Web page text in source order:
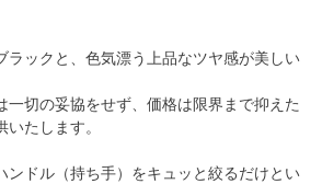
ラックと、色気漂う上品なツヤ感が美しい
一切の妥協をせず、価格は限界まで抑えた
たします。
ンドル（持ち手）をキュッと絞るだけとい